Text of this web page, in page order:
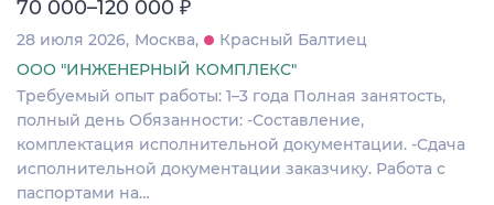
70 000–120 000 ₽
28 июля 2026 Москва
Красный Балтиец
ООО "ИНЖЕНЕРНЫЙ КОМПЛЕКС"
Требуемый опыт работы: 1–3 года Полная занятость,
полный день Обязанности: -Составление,
комплектация исполнительной документации. -Сдача
исполнительной документации заказчику. Работа с
паспортами на…